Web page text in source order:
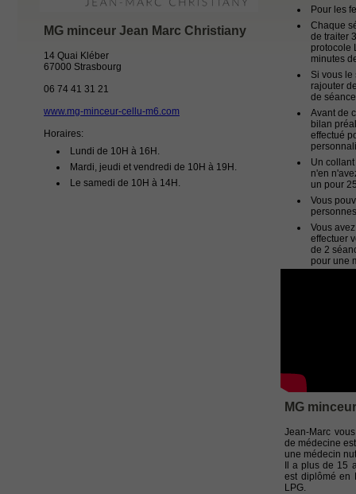
MG minceur Jean Marc Christiany
14 Quai Kléber
67000 Strasbourg
06 74 41 31 21
www.mg-minceur-cellu-m6.com
Horaires:
Lundi de 10H à 16H.
Mardi, jeudi et vendredi de 10H à 19H.
Le samedi de 10H à 14H.
Pour les
Chaque
de traiter
protocole
minutes
Si vous le
rajouter
de
Avant de
bilan
effectué
Un
n'en
un pour
Vous
Vous
effectuer
de 2
pour une
MG
Jean-Marc
de médecine
une médecin
Il a plus de 15
est diplômé en
LPG.